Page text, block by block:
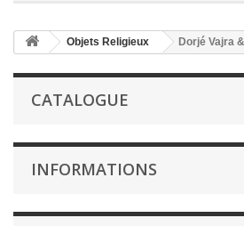
Objets Religieux Dorjé Vajra
CATALOGUE
INFORMATIONS